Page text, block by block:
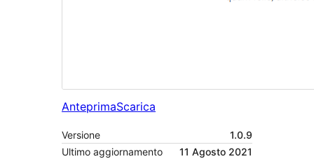
AnteprimaScarica
Versione
1.0.9
Ultimo aggiornamento
11 Agosto 2021